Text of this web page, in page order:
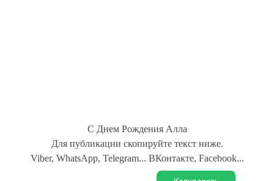
С Днем Рождения Алла
Для публикации скопируйте текст ниже.
Viber, WhatsApp, Telegram... ВКонтакте, Facebook...